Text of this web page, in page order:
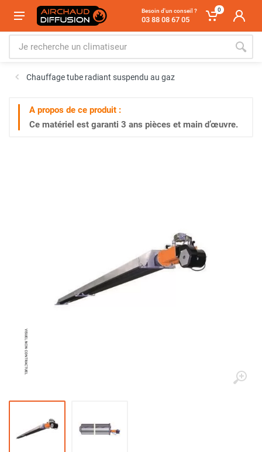
Besoin d'un conseil ?
03 88 08 67 05
0
Chauffage tube radiant suspendu au gaz
A propos de ce produit :
Ce matériel est garanti 3 ans pièces et main d’œuvre.